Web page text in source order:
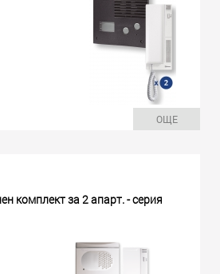
ОЩЕ
комплект за 2 апарт. - серия